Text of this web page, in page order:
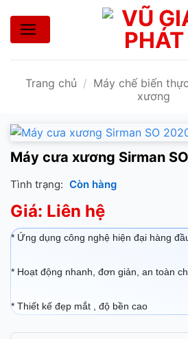
nội
Trang chủ / Máy chế biến
xương
Máy cưa xương Sirman
Tình trạng: Còn hàng
Giá: Liên hệ
* Ứng dụng công nghệ hiện đại hàng
* Hoạt động nhanh, đơn giản, an toàn
* Thiết kế đẹp mắt , độ bền cao